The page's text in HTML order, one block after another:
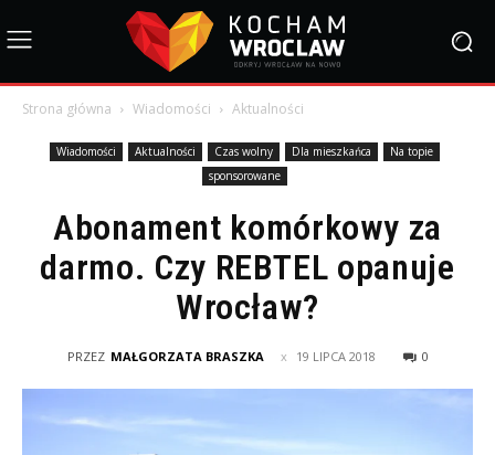
Strona główna Wiadomości Aktualności
Wiadomości Aktualności Czas wolny Dla mieszkańca
Na topie
sponsorowane
Abonament komórkowy za
darmo. Czy REBTEL opanuje
Wrocław?
PRZEZ MAŁGORZATA BRASZKA 19 LIPCA 2018 0